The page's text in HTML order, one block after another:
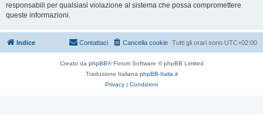
responsabili per qualsiasi violazione al sistema che possa compromettere
queste informazioni.
Indice Tutti gli orari sono UTC+02:00
Cancella cookie
Contattaci
Creato da phpBB® Forum Software © phpBB Limited
Traduzione Italiana phpBB-Italia.it
Privacy | Condizioni